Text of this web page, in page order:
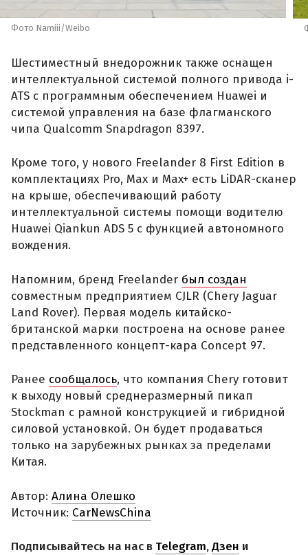
Фото Namiii/Weibo
Шестиместный внедорожник также оснащен
интеллектуальной системой полного привода i-
ATS с программным обеспечением Huawei и
системой управления на базе флагманского
чипа Qualcomm Snapdragon 8397.
Кроме того, у нового Freelander 8 First Edition в
комплектациях Pro, Max и Max+ есть LiDAR-сканер
на крыше, обеспечивающий работу
интеллектуальной системы помощи водителю
Huawei Qiankun ADS 5 с функцией автономного
вождения.
Напомним, бренд Freelander был создан
совместным предприятием CJLR (Chery Jaguar
Land Rover). Первая модель китайско-
британской марки построена на основе ранее
представленного концепт-кара Concept 97.
Ранее сообщалось, что компания Chery готовит
к выходу новый среднеразмерный пикап
Stockman с рамной конструкцией и гибридной
силовой установкой. Он будет продаваться
только на зарубежных рынках за пределами
Китая.
Автор: Алина Олешко
Источник: CarNewsChina
Подписывайтесь на нас в Telegram,Дзен и